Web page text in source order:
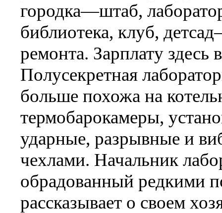
городка—штаб,
библиотека, клуб,
ремонта. Зарплату
Полусекретная
больше похожа на
термобарокамеры,
ударные, разрывные и
чехлами. Начальник
обрадованный редкими
рассказывает о своем